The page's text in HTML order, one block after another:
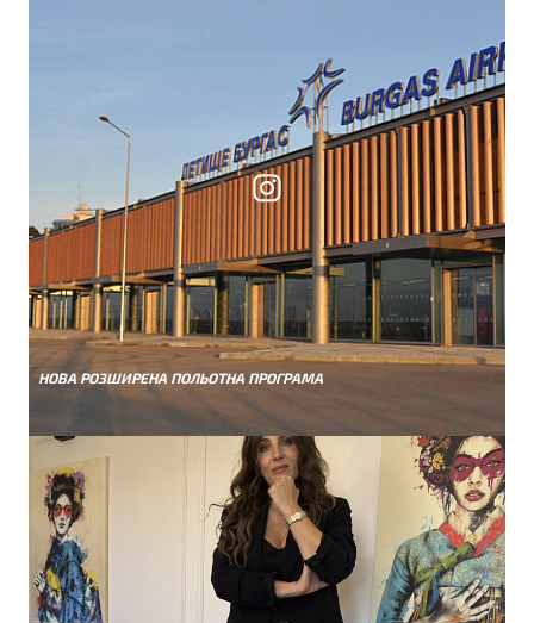
НОВА РОЗШИРЕНА ПОЛЬОТНА ПРОГРАМА